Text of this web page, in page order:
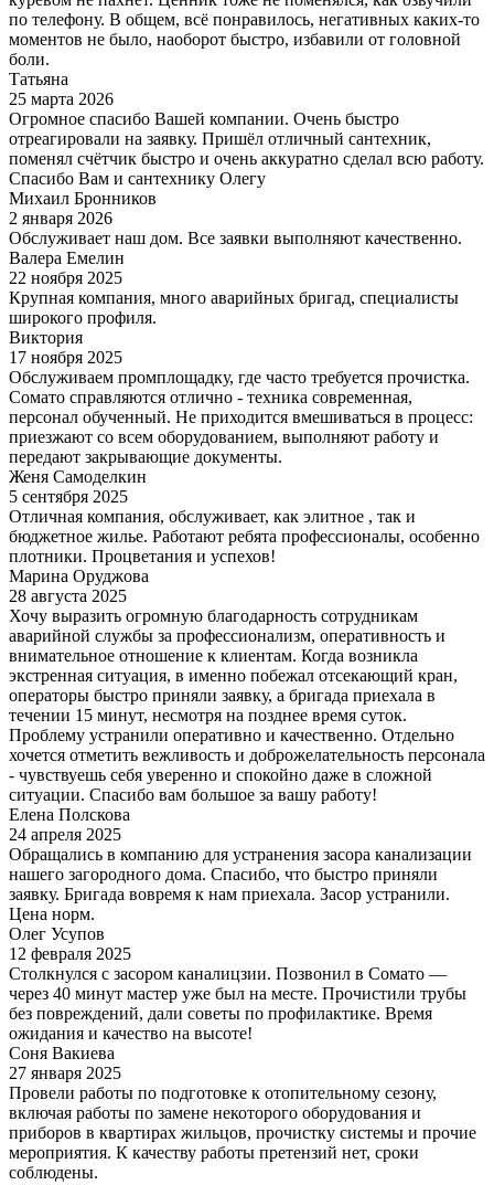
по телефону. В общем, всё понравилось, негативных каких-то
моментов не было, наоборот быстро, избавили от головной
боли.
Татьяна
25 марта 2026
Огромное спасибо Вашей компании. Очень быстро
отреагировали на заявку. Пришёл отличный сантехник,
поменял счётчик быстро и очень аккуратно сделал всю работу.
Спасибо Вам и сантехнику Олегу
Михаил Бронников
2 января 2026
Обслуживает наш дом. Все заявки выполняют качественно.
Валера Емелин
22 ноября 2025
Крупная компания, много аварийных бригад, специалисты
широкого профиля.
Виктория
17 ноября 2025
Обслуживаем промплощадку, где часто требуется прочистка.
Сомато справляются отлично - техника современная,
персонал обученный. Не приходится вмешиваться в процесс:
приезжают со всем оборудованием, выполняют работу и
передают закрывающие документы.
Женя Самоделкин
5 сентября 2025
Отличная компания, обслуживает, как элитное , так и
бюджетное жилье. Работают ребята профессионалы, особенно
плотники. Процветания и успехов!
Марина Оруджова
28 августа 2025
Хочу выразить огромную благодарность сотрудникам
аварийной службы за профессионализм, оперативность и
внимательное отношение к клиентам. Когда возникла
экстренная ситуация, в именно побежал отсекающий кран,
операторы быстро приняли заявку, а бригада приехала в
течении 15 минут, несмотря на позднее время суток.
Проблему устранили оперативно и качественно. Отдельно
хочется отметить вежливость и доброжелательность персонала
- чувствуешь себя уверенно и спокойно даже в сложной
ситуации. Спасибо вам большое за вашу работу!
Елена Полскова
24 апреля 2025
Обращались в компанию для устранения засора канализации
нашего загородного дома. Спасибо, что быстро приняли
заявку. Бригада вовремя к нам приехала. Засор устранили.
Цена норм.
Олег Усупов
12 февраля 2025
Столкнулся с засором каналицзии. Позвонил в Сомато —
через 40 минут мастер уже был на месте. Прочистили трубы
без повреждений, дали советы по профилактике. Время
ожидания и качество на высоте!
Соня Вакиева
27 января 2025
Провели работы по подготовке к отопительному сезону,
включая работы по замене некоторого оборудования и
приборов в квартирах жильцов, прочистку системы и прочие
мероприятия. К качеству работы претензий нет, сроки
соблюдены.